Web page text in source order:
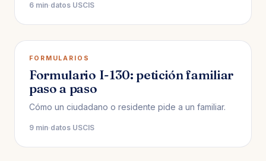
6 min· datos USCIS
FORMULARIOS
Formulario I-130: petición familiar
paso a paso
Cómo un ciudadano o residente pide a un familiar.
9 min· datos USCIS